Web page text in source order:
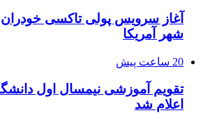
آغاز سرویس پولی تاکسی
شهر آمریکا
20 ساعت پیش
تقویم آموزشی نیمسال اول
اعلام شد